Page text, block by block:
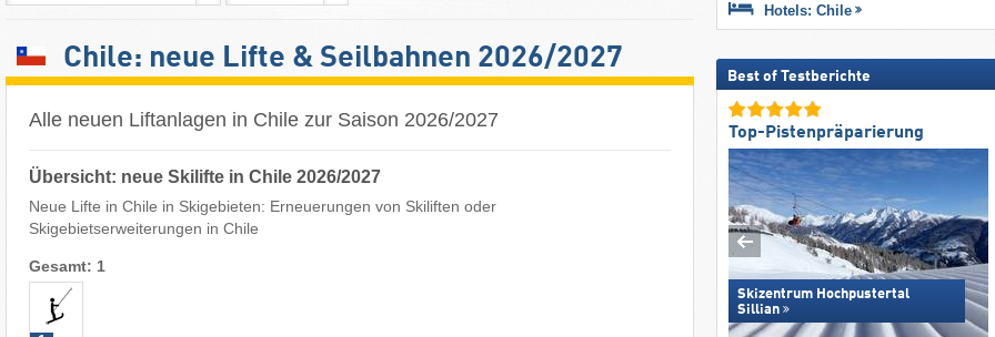
Chile: neue Lifte & Seilbahnen 2026/2027
Alle neuen Liftanlagen in Chile zur Saison 2026/2027
Übersicht: neue Skilifte in Chile 2026/2027
Neue Lifte in Chile in Skigebieten: Erneuerungen von Skiliften oder
Skigebietserweiterungen in Chile
Gesamt: 1
Hotels: Chile
Best of Testberichte
Top-Pistenpräparierung
Skizentrum Hochpustertal
Sillian